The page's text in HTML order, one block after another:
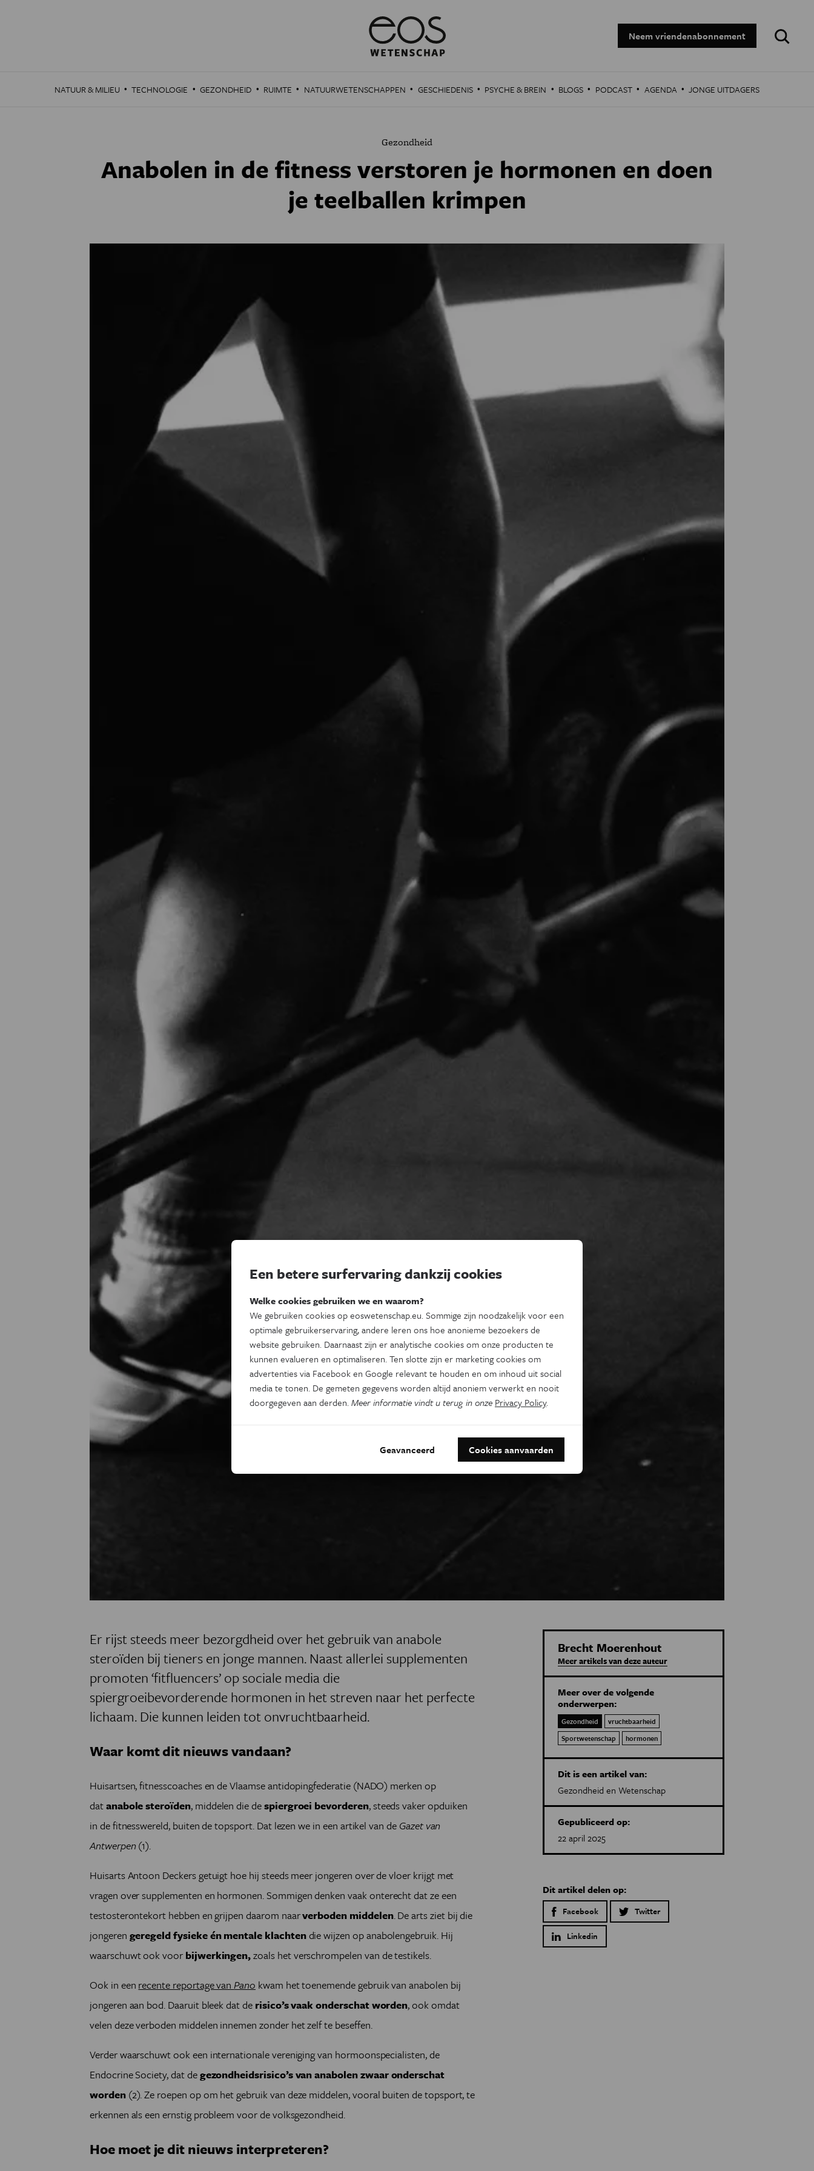
Neem vriendenabonnement
Zoeken:
NATUUR & MILIEU · TECHNOLOGIE · GEZONDHEID · RUIMTE · NATUURWETENSCHAPPEN · GESCHIEDENIS · PSYCHE & BREIN · BLOGS · PODCAST · AGENDA · JONGE UITDAGERS
Gezondheid
Anabolen in de fitness verstoren je hormonen en doen
je teelballen krimpen
Er rijst steeds meer bezorgdheid over het gebruik van anabole
steroïden bij tieners en jonge mannen. Naast allerlei supplementen
promoten ‘fitfluencers’ op sociale media die
spiergroeibevorderende hormonen in het streven naar het perfecte
lichaam. Die kunnen leiden tot onvruchtbaarheid.
Waar komt dit nieuws vandaan?
Huisartsen, fitnesscoaches en de Vlaamse antidopingfederatie (NADO) merken op
datanabole steroïden, middelen die despiergroei bevorderen, steeds vaker opduiken
in de fitnesswereld, buiten de topsport. Dat lezen we in een artikel van de Gazet van
Antwerpen(1).
Huisarts Antoon Deckers getuigt hoe hij steeds meer jongeren over de vloer krijgt met
vragen over supplementen en hormonen. Sommigen denken vaak onterecht dat ze een
testosterontekort hebben en grijpen daarom naarverboden middelen. De arts ziet bij die
jongeren geregeld fysieke én mentale klachtendie wijzen op anabolengebruik. Hij
waarschuwt ook voor bijwerkingen,zoals het verschrompelen van de testikels.
Ook in een recente reportage vanPano kwam het toenemende gebruik van anabolen bij
jongeren aan bod. Daaruit bleek dat de risico’s vaak onderschat worden, ook omdat
velen deze verboden middelen innemen zonder het zelf te beseffen.
Verder waarschuwt ook een internationale vereniging van hormoonspecialisten, de
Endocrine Society, dat degezondheidsrisico’s van anabolen zwaar onderschat
worden(2). Ze roepen op om het gebruik van deze middelen, vooral buiten de topsport, te
erkennen als een ernstig probleem voor de volksgezondheid.
Hoe moet je dit nieuws interpreteren?
Brecht Moerenhout
Meer artikels van deze auteur
Meer over de volgende
onderwerpen:
Gezondheid
vruchtbaarheid
Sportwetenschap
hormonen
Dit is een artikel van:
Gezondheid en Wetenschap
Gepubliceerd op:
22 april 2025
Dit artikel delen op:
Facebook Twitter
Linkedin
Een betere surfervaring dankzij cookies
Welke cookies gebruiken we en waarom?
We gebruiken cookies op eoswetenschap.eu. Sommige zijn noodzakelijk voor een
optimale gebruikerservaring, andere leren ons hoe anonieme bezoekers de
website gebruiken. Daarnaast zijn er analytische cookies om onze producten te
kunnen evalueren en optimaliseren. Ten slotte zijn er marketing cookies om
advertenties via Facebook en Google relevant te houden en om inhoud uit social
media te tonen. De gemeten gegevens worden altijd anoniem verwerkt en nooit
doorgegeven aan derden.Meer informatie vindt u terug in onze Privacy Policy.
Geavanceerd Cookies aanvaarden